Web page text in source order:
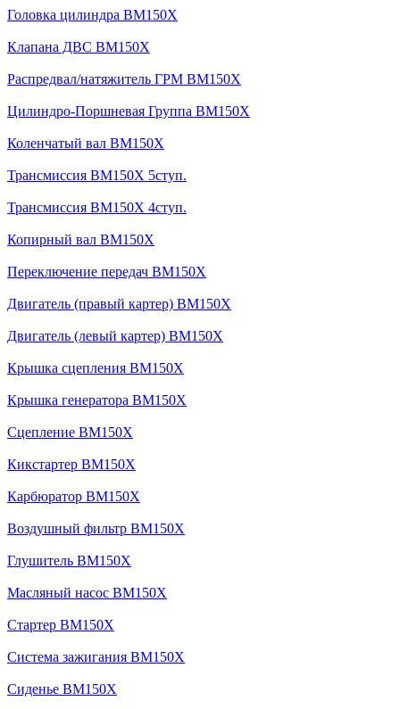
Головка цилиндра BM150X
Клапана ДВС BM150X
Распредвал/натяжитель ГРМ BM150X
Цилиндро-Поршневая Группа BM150X
Коленчатый вал BM150X
Трансмиссия BM150X 5ступ.
Трансмиссия BM150X 4ступ.
Копирный вал BM150X
Переключение передач BM150X
Двигатель (правый картер) BM150X
Двигатель (левый картер) BM150X
Крышка сцепления BM150X
Крышка генератора BM150X
Сцепление BM150X
Кикстартер BM150X
Карбюратор BM150X
Воздушный фильтр BM150X
Глушитель BM150X
Масляный насос BM150X
Стартер BM150X
Система зажигания BM150X
Сиденье BM150X